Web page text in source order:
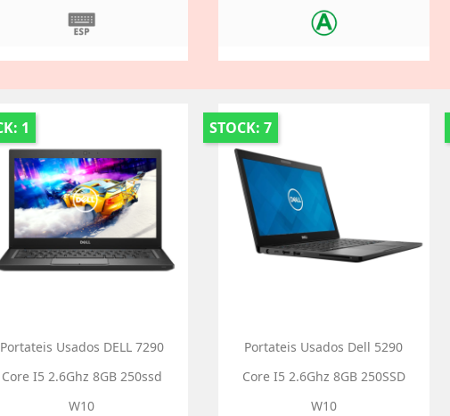
1
Portateis Usados DELL 7290
Core I5 2.6Ghz 8GB 250ssd
W10
STOCK: 7
Portateis Usados Dell 5290
Core I5 2.6Ghz 8GB 250SSD
W10